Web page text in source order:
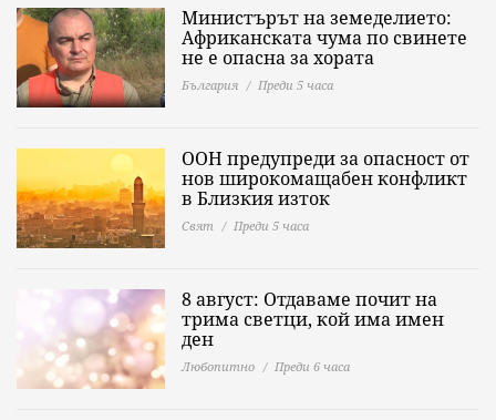
Министърът на земеделието:
Африканската чума по свинете
не е опасна за хората
България Преди 5 часа
ООН предупреди за опасност от
нов широкомащабен конфликт
в Близкия изток
Свят Преди 5 часа
8 август: Отдаваме почит на
трима светци, кой има имен
ден
Любопитно Преди 6 часа